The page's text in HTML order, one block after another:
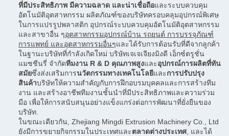
ที่มีประสิทธิภาพ มีความฉลาด และน่าเชื่อถือและระบบควบคุม
อัตโนมัติอุตสาหกรรม ผลิตภัณฑ์ของบริษัทครอบคลุมอุปกรณ์พิเศษ
ในการแปรรูปพลาสติก อุปกรณ์ระบบควบคุมอัตโนมัติอุตสาหกรรม
และสาขาอื่น ๆอุตสาหกรรมอุปกรณ์บ้าน รถยนต์ การบรรจุภัณฑ์
การแพทย์ และอุตสาหกรรมอื่นๆและได้รับการต้อนรับที่ดีจากลูกค้า
ในฐานะบริษัทที่กําลังเกิดใหม่ บริษัทเจเจเจียงมิงดี เอ็กซ์ตรูชั่น
แมชชีนรี่ จํากัดทีมงาน R & D คุณภาพสูงและอุปกรณ์การผลิตที่ทัน
สมัยซึ่งส่งเสริมการนวัตกรรมทางเทคโนโลยีและการปรับปรุง
สินค้าบริษัทให้ความสําคัญกับการฝึกอบรมบุคคลและการสร้างทีม
งาน และสร้างอาชีพทีมงานชั้นนําที่มีประสิทธิภาพและความร่วม
มือ เพื่อให้การสนับสนุนอย่างแข็งแกร่งต่อการพัฒนาที่ยั่งยืนของ
บริษัท.
ในขณะเดียวกัน, Zhejiang Mingdi Extrusion Machinery Co., Ltd
ยังมีการขยายกิจกรรมในประเทศและตลาดต่างประเทศ, และได้